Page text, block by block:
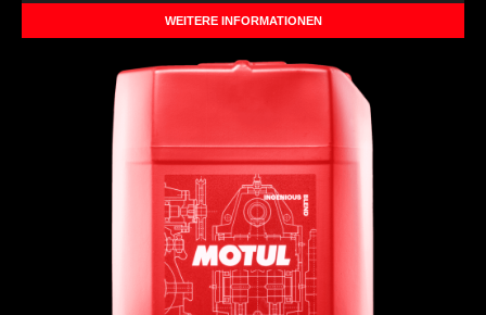
WEITERE INFORMATIONEN